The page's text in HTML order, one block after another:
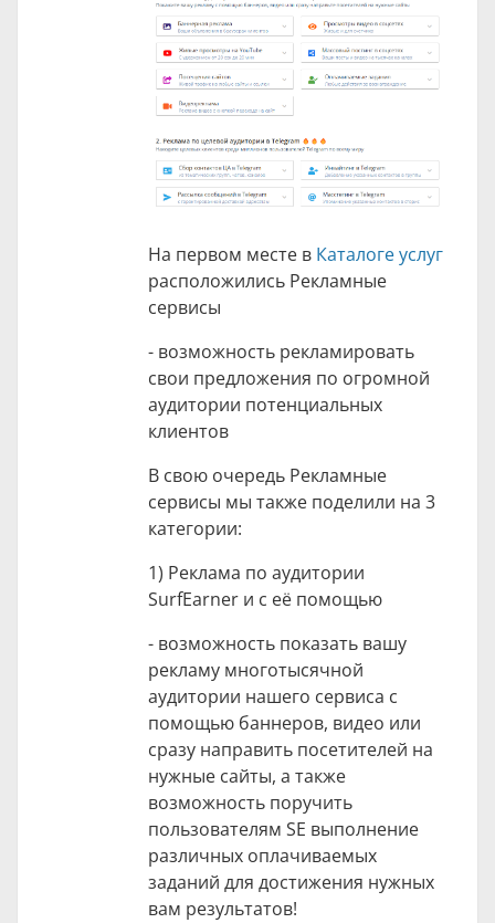
На первом месте в Каталоге услуг
расположились Рекламные
сервисы
- возможность рекламировать
свои предложения по огромной
аудитории потенциальных
клиентов
В свою очередь Рекламные
сервисы мы также поделили на 3
категории:
1) Реклама по аудитории
SurfEarner и с её помощью
- возможность показать вашу
рекламу многотысячной
аудитории нашего сервиса с
помощью баннеров, видео или
сразу направить посетителей на
нужные сайты, а также
возможность поручить
пользователям SE выполнение
различных оплачиваемых
заданий для достижения нужных
вам результатов!